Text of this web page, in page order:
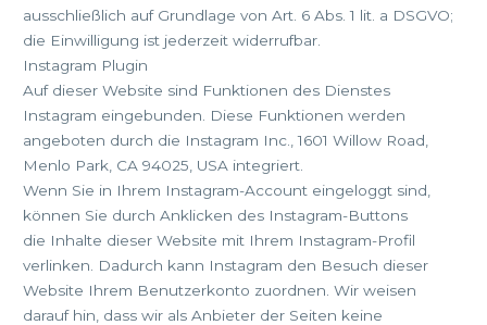
ausschließlich auf Grundlage von Art. 6 Abs. 1 lit. a DSGVO;
die Einwilligung ist jederzeit widerrufbar.
Instagram Plugin
Auf dieser Website sind Funktionen des Dienstes
Instagram eingebunden. Diese Funktionen werden
angeboten durch die Instagram Inc., 1601 Willow Road,
Menlo Park, CA 94025, USA integriert.
Wenn Sie in Ihrem Instagram-Account eingeloggt sind,
können Sie durch Anklicken des Instagram-Buttons
die Inhalte dieser Website mit Ihrem Instagram-Profil
verlinken. Dadurch kann Instagram den Besuch dieser
Website Ihrem Benutzerkonto zuordnen. Wir weisen
darauf hin, dass wir als Anbieter der Seiten keine